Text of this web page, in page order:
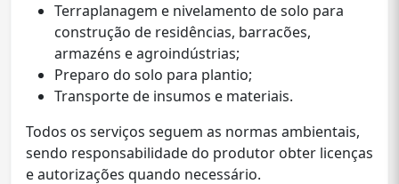
Terraplanagem e nivelamento de solo para
construção de residências, barracões,
armazéns e agroindústrias;
Preparo do solo para plantio;
Transporte de insumos e materiais.
Todos os serviços seguem as normas ambientais,
sendo responsabilidade do produtor obter licenças
e autorizações quando necessário.